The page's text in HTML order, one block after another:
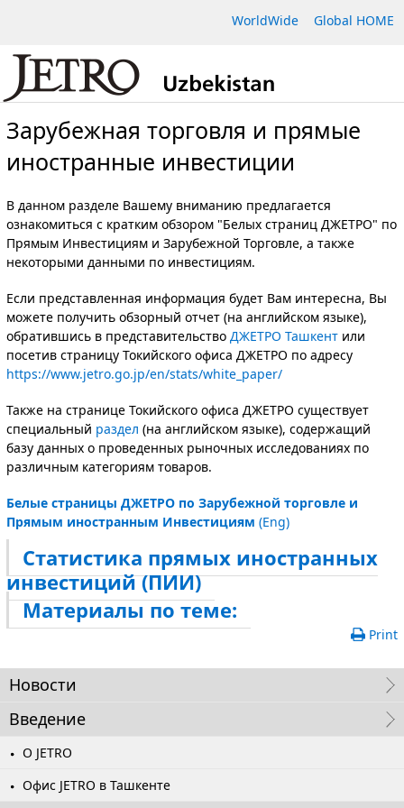
WorldWide Global HOME
Зарубежная торговля и прямые
иностранные инвестиции
В данном разделе Вашему вниманию предлагается
ознакомиться с кратким обзором "Белых страниц ДЖЕТРО" по
Прямым Инвестициям и Зарубежной Торговле, а также
некоторыми данными по инвестициям.
Если представленная информация будет Вам интересна, Вы
можете получить обзорный отчет (на английском языке),
обратившись в представительство ДЖЕТРО Ташкент или
посетив страницу Токийского офиса ДЖЕТРО по адресу
https://www.jetro.go.jp/en/stats/white_paper/
Также на странице Токийского офиса ДЖЕТРО существует
специальный раздел (на английском языке), содержащий
базу данных о проведенных рыночных исследованиях по
различным категориям товаров.
Белые страницы ДЖЕТРО по Зарубежной торговле и
Прямым иностранным Инвестициям (Eng)
Статистика прямых иностранных
инвестиций (ПИИ)
Материалы по теме:
Print
Новости
Введение
О JETRO
Офис JETRO в Ташкенте